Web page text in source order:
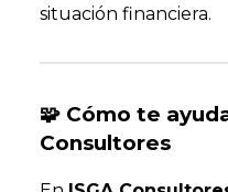
situación financiera.
🧩 Cómo te
Consultores